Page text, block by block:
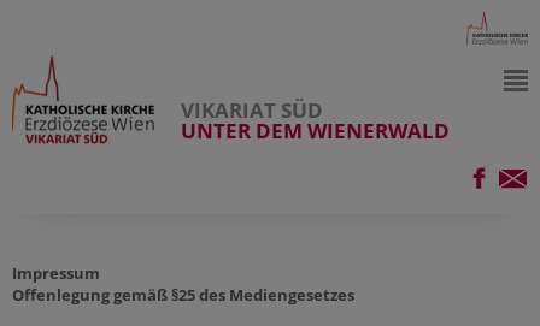
VIKARIAT SÜD
UNTER DEM WIENERWALD
Impressum
Offenlegung gemäß §25 des Mediengesetzes